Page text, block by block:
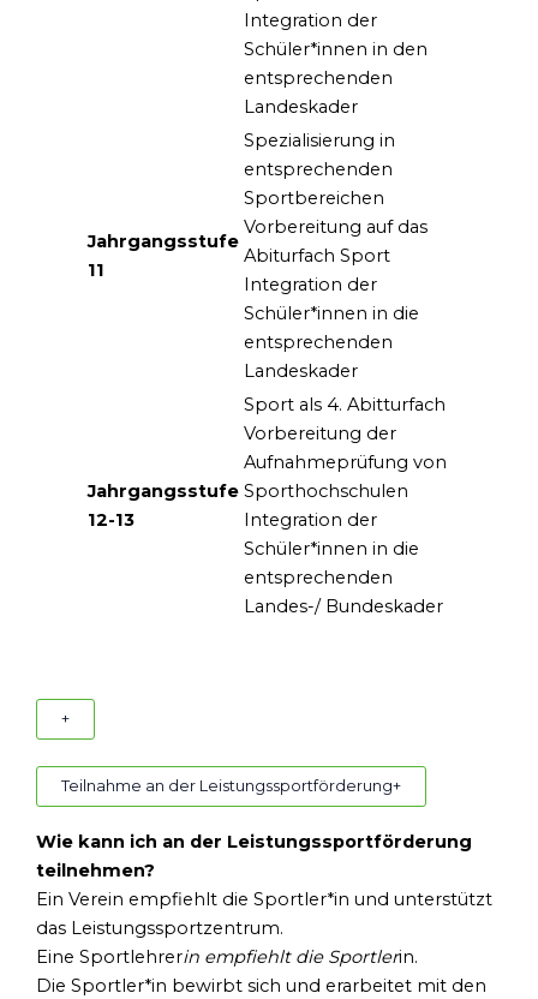
Integration der
Schüler*innen in den
entsprechenden
Landeskader
Jahrgangsstufe
11
Spezialisierung in
entsprechenden
Sportbereichen
Vorbereitung auf das
Abiturfach Sport
Integration der
Schüler*innen in die
entsprechenden
Landeskader
Jahrgangsstufe
12-13
Sport als 4. Abitturfach
Vorbereitung der
Aufnahmeprüfung von
Sporthochschulen
Integration der
Schüler*innen in die
entsprechenden
Landes-/ Bundeskader
+
Teilnahme an der Leistungssportförderung+
Wie kann ich an der Leistungssportförderung
teilnehmen?
Ein Verein empfiehlt die Sportler*in und unterstützt
das Leistungssportzentrum.
Eine Sportlehrerin empfiehlt die Sportlerin.
Die Sportler*in bewirbt sich und erarbeitet mit den